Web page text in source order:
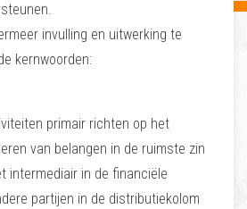
COMMUNICATIE
DOSSIERS
CONTACT
invulling en uitwerking te
kernwoorden:
primair richten op het
van belangen in de ruimste zin
intermediair in de financiële
partijen in de distributiekolom